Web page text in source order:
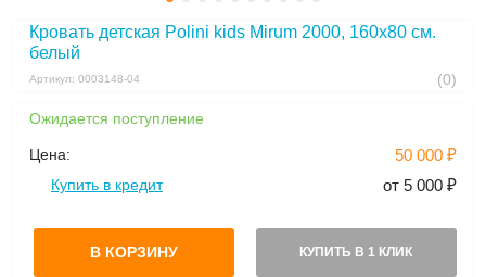
Кровать детская Polini kids Mirum 2000, 160х80 см.
белый
Артикул: 0003148-04 (0)
Ожидается поступление
Цена: 50 000 ₽
Купить в кредит от 5 000 ₽
В КОРЗИНУ КУПИТЬ В 1 КЛИК